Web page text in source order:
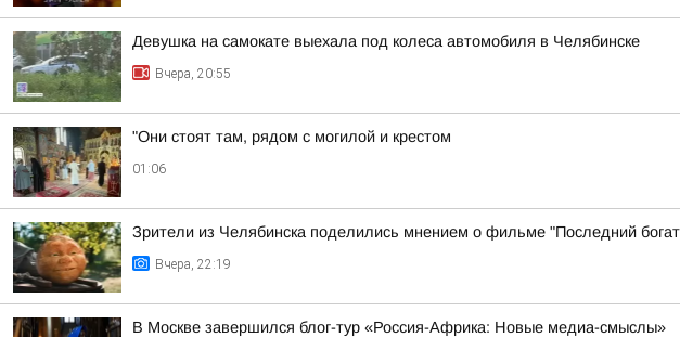
Девушка на самокате выехала под колеса автомобиля в Челябинске
Вчера, 20:55
"Они стоят там, рядом с могилой и крестом
01:06
Зрители из Челябинска поделились мнением о фильме "Последний
Вчера, 22:19
В Москве завершился блог-тур «Россия-Африка: Новые медиа-смыслы»